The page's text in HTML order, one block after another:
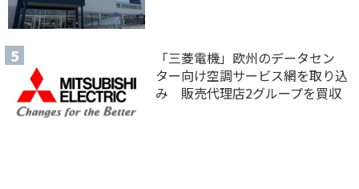
「三菱電機」欧州のデータセン
ター向け空調サービス網を取り込
み 販売代理店2グループを買収